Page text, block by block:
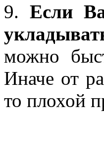
9.Если
можно
Иначе от
то плохой